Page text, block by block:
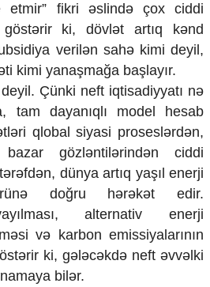
etmir” fikri əslində çox ciddi
ki, dövlət artıq kənd
verilən sahə kimi deyil,
kimi yanaşmağa başlayır.
Çünki neft iqtisadiyyatı nə
tam dayanıqlı model hesab
qlobal siyasi proseslərdən,
gözləntilərindən ciddi
dünya artıq yaşıl enerji
doğru hərəkət edir.
alternativ enerji
və karbon emissiyalarının
ki, gələcəkdə neft əvvəlki
bilər.